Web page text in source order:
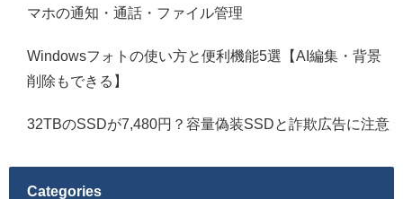
マホの通知・通話・ファイル管理
Windowsフォトの使い方と便利機能5選【AI編集・背景
削除もできる】
32TBのSSDが7,480円？容量偽装SSDと詐欺広告に注意
Categories